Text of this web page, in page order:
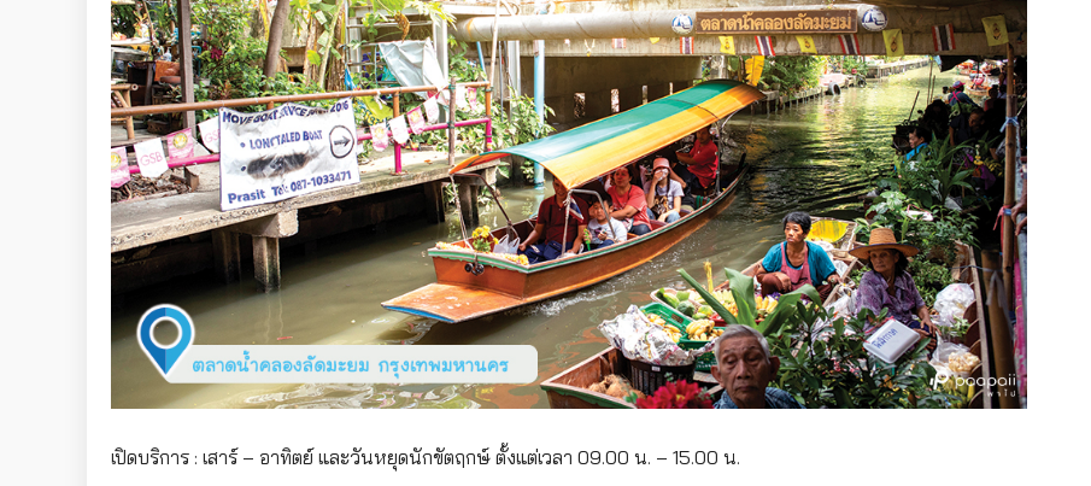
เปิดบริการ : เสาร์ – อาทิตย์ และวันหยุดนักขัตฤกษ์ ตั้งแต่เวลา 09.00 น. – 15.00 น.